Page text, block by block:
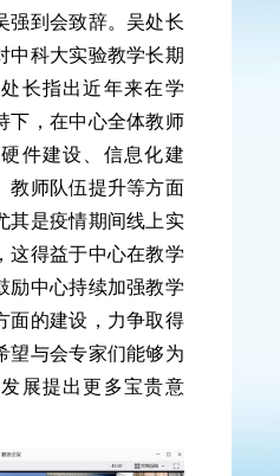
到会致辞。吴处长
中科大实验教学长期
长指出近年来在学
下，在中心全体教师
件建设、信息化建
教师队伍提升等方面
其是疫情期间线上实
这得益于中心在教学
励中心持续加强教学
面的建设，力争取得
望与会专家们能够为
展提出更多宝贵意